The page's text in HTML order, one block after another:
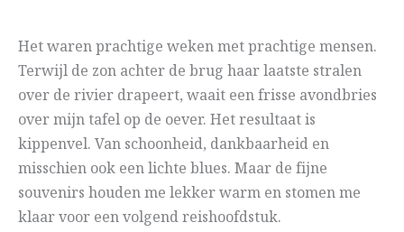
Het waren prachtige weken met prachtige mensen.
Terwijl de zon achter de brug haar laatste stralen
over de rivier drapeert, waait een frisse avondbries
over mijn tafel op de oever. Het resultaat is
kippenvel. Van schoonheid, dankbaarheid en
misschien ook een lichte blues. Maar de fijne
souvenirs houden me lekker warm en stomen me
klaar voor een volgend reishoofdstuk.